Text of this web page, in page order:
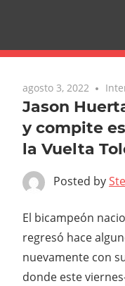
agosto 3, 2022
Jason
y compite
la Vuelta
Posted by
El bicampeón
regresó hace
nuevamente con
donde este